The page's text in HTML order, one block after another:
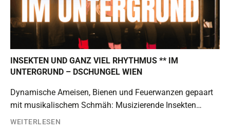
INSEKTEN UND GANZ VIEL RHYTHMUS ** IM
UNTERGRUND – DSCHUNGEL WIEN
Dynamische Ameisen, Bienen und Feuerwanzen gepaart
mit musikalischem Schmäh: Musizierende Insekten…
WEITERLESEN